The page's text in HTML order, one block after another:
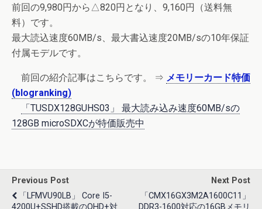
前回の9,980円から△820円となり、9,160円（送料無
料）です。
最大読込速度60MB/s、最大書込速度20MB/sの10年保証
付属モデルです。
前回の紹介記事はこちらです。 ⇒ メモリーカード特価
(blogranking)
「TUSDX128GUHS03」 最大読み込み速度60MB/sの
128GB microSDXCが特価販売中
Previous Post
「LFMVU90LB」 Core I5-
4200U+SSHD搭載のQHD+対
Next Post
「CMX16GX3M2A1600C11」
DDR3-1600対応の16GBメモリ